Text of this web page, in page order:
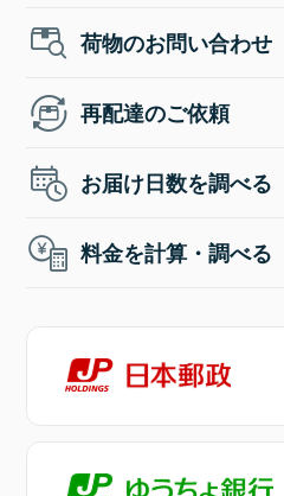
荷物のお問い合わせ
再配達のご依頼
お届け日数を調べる
料金を計算・調べる